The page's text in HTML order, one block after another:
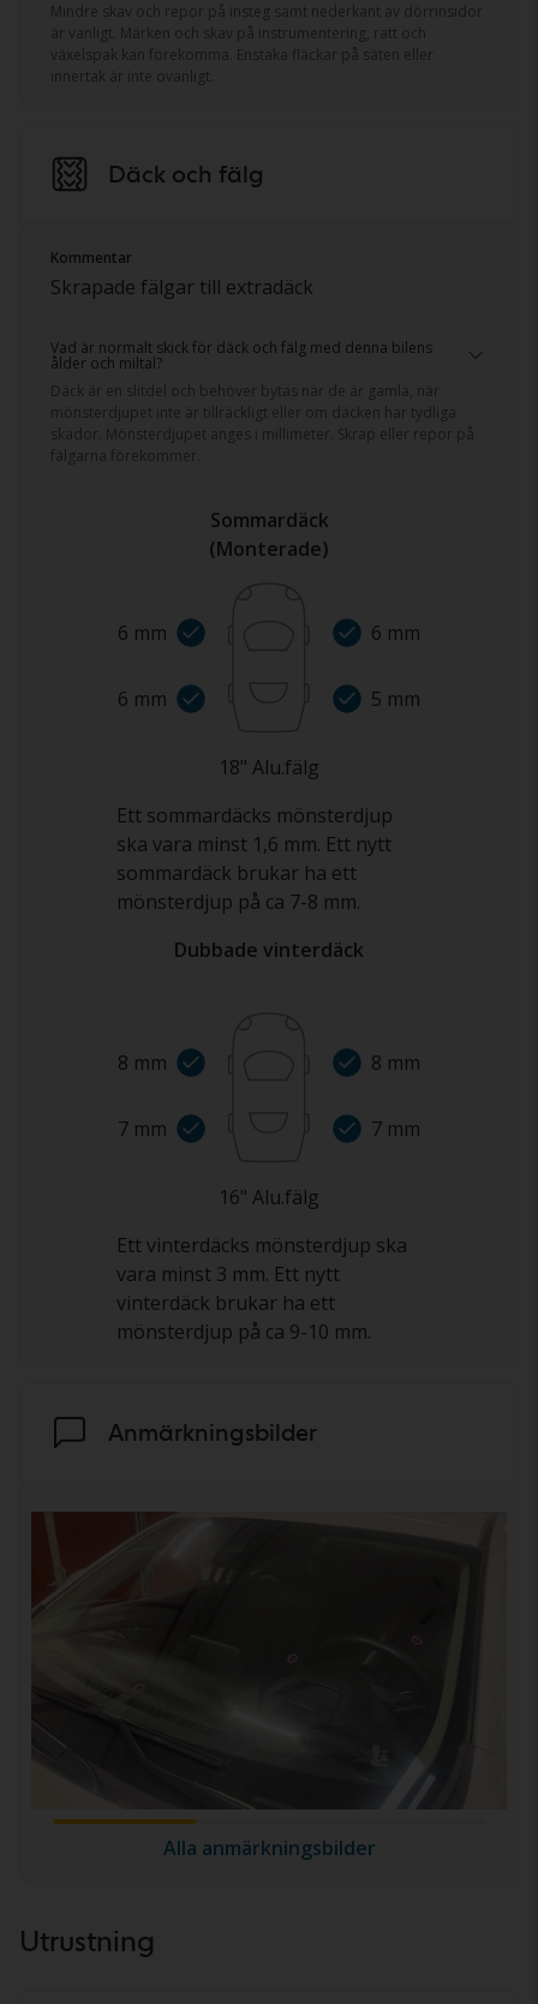
Mindre skav och repor på insteg samt nederkant av dörrinsidor
är vanligt. Märken och skav på instrumentering, ratt och
växelspak kan förekomma. Enstaka fläckar på säten eller
innertak är inte ovanligt.
Däck och fälg
Kommentar
Skrapade fälgar till extradäck
Vad är normalt skick för däck och fälg med denna bilens
ålder och miltal?
Däck är en slitdel och behöver bytas när de är gamla, när
mönsterdjupet inte är tillräckligt eller om däcken har tydliga
skador. Mönsterdjupet anges i millimeter. Skrap eller repor på
fälgarna förekommer.
Sommardäck
(Monterade)
6 mm
6 mm
6 mm
5 mm
18" Alu.fälg
Ett sommardäcks mönsterdjup
ska vara minst 1,6 mm. Ett nytt
sommardäck brukar ha ett
mönsterdjup på ca 7-8 mm.
Dubbade vinterdäck
8 mm
7 mm
8 mm
7 mm
16" Alu.fälg
Ett vinterdäcks mönsterdjup ska
vara minst 3 mm. Ett nytt
vinterdäck brukar ha ett
mönsterdjup på ca 9-10 mm.
Anmärkningsbilder
Alla anmärkningsbilder
Utrustning